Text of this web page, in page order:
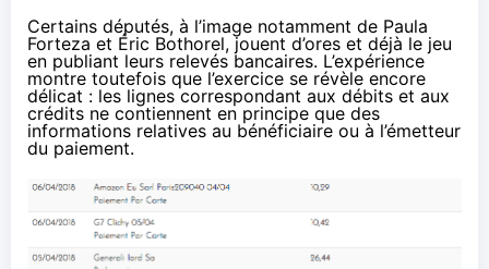
Certains députés, à l’image notamment de Paula
Forteza et Éric Bothorel, jouent d’ores et déjà le jeu
en publiant leurs relevés bancaires. L’expérience
montre toutefois que l’exercice se révèle encore
délicat : les lignes correspondant aux débits et aux
crédits ne contiennent en principe que des
informations relatives au bénéficiaire ou à l’émetteur
du paiement.